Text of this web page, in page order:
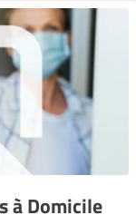
à Domicile